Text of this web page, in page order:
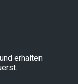
erhalten